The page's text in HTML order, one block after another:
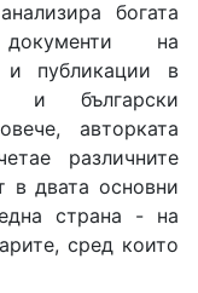
богата
документи на
и публикации в
и български
авторката
различните
в двата основни
страна - на
сред които